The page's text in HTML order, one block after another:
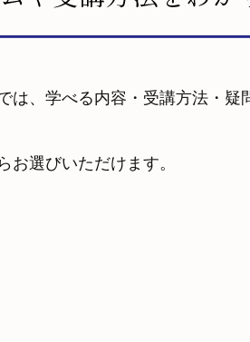
は、学べる内容・受講方法・
選びいただけます。